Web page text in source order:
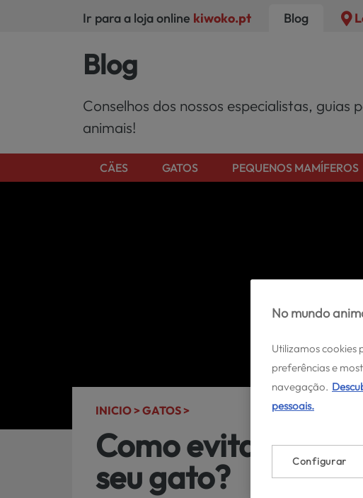
Ir para a loja online kiwoko.pt Blog
Blog
Conselhos dos nossos especialistas,
animais!
CÄES GATOS PEQUENOS MAMÍFEROS
INICIO >GATOS >
Como evitar as
seu gato?
No mundo
Utilizamos cookies
preferências e
navegação.
pessoais.
Configurar